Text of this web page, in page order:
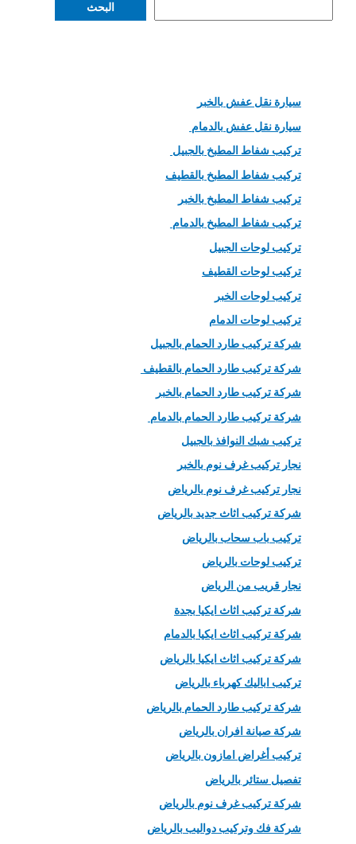
البحث
سيارة نقل عفش بالخبر
سيارة نقل عفش بالدمام
تركيب شفاط المطبخ بالجبيل
تركيب شفاط المطبخ بالقطيف
تركيب شفاط المطبخ بالخبر
تركيب شفاط المطبخ بالدمام
تركيب لوحات الجبيل
تركيب لوحات القطيف
تركيب لوحات الخبر
تركيب لوحات الدمام
شركة تركيب طارد الحمام بالجبيل
شركة تركيب طارد الحمام بالقطيف
شركة تركيب طارد الحمام بالخبر
شركة تركيب طارد الحمام بالدمام
تركيب شبك النوافذ بالجبيل
نجار تركيب غرف نوم بالخبر
نجار تركيب غرف نوم بالرياض
شركة تركيب اثاث جديد بالرياض
تركيب باب سحاب بالرياض
تركيب لوحات بالرياض
نجار قريب من الرياض
شركة تركيب اثاث ايكيا بجدة
شركة تركيب اثاث ايكيا بالدمام
شركة تركيب اثاث ايكيا بالرياض
تركيب اباليك كهرباء بالرياض
شركة تركيب طارد الحمام بالرياض
شركة صيانة افران بالرياض
تركيب أغراض امازون بالرياض
تفصيل ستائر بالرياض
شركة تركيب غرف نوم بالرياض
شركة فك وتركيب دواليب بالرياض